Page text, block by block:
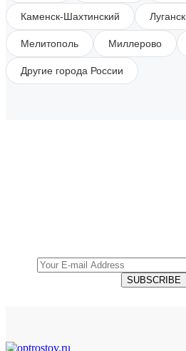
Каменск-Шахтинский Луганск
Мелитополь Миллерово
Другие города России
SUBSCRIBE